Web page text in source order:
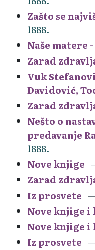
Zašto se
1888.
Naše matere
Zarad
Vuk
Davidović,
Zarad
Nešto o
predavanje
1888.
Nove knjige
Zarad
Iz prosvete
Nove knjige
Nove knjige
Iz prosvete